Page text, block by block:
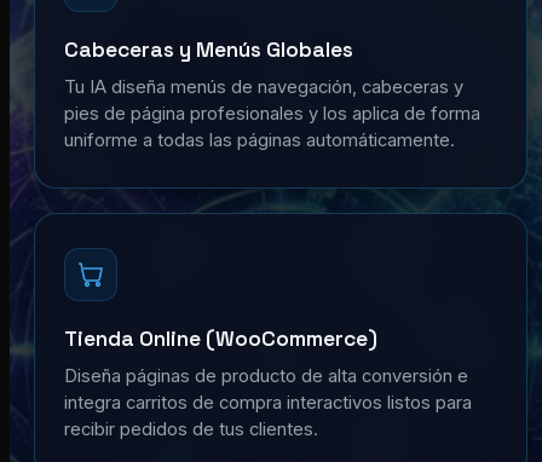
Cabeceras y Menús Globales
Tu IA diseña menús de navegación, cabeceras y
pies de página profesionales y los aplica de forma
uniforme a todas las páginas automáticamente.
Tienda Online (WooCommerce)
Diseña páginas de producto de alta conversión e
integra carritos de compra interactivos listos para
recibir pedidos de tus clientes.